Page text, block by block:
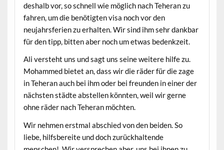
deshalb vor, so schnell wie möglich nach Teheran zu
fahren, um die benötigten visa noch vor den
neujahrsferien zu erhalten. Wir sind ihm sehr dankbar
für den tipp, bitten aber noch um etwas bedenkzeit.
Ali versteht uns und sagt uns seine weitere hilfe zu.
Mohammed bietet an, dass wir die räder für die zage
in Teheran auch bei ihm oder bei freunden in einer der
nächsten städte abstellen könnten, weil wir gerne
ohne räder nach Teheran möchten.
Wir nehmen erstmal abschied von den beiden. So
liebe, hilfsbereite und doch zurückhaltende